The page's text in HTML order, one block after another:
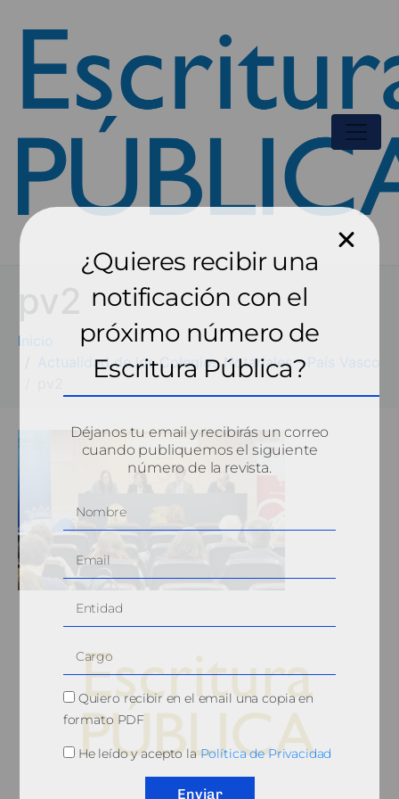
Inicio
Actualidad de los Colegios Notariales - País Vasco
¿Quieres recibir una
notificación con el
próximo número de
Escritura Pública?
Déjanos tu email y recibirás un correo
cuando publiquemos el siguiente
número de la revista.
Quiero recibir en el email una copia en
formato PDF
He leído y acepto laPolítica de Privacidad
Enviar